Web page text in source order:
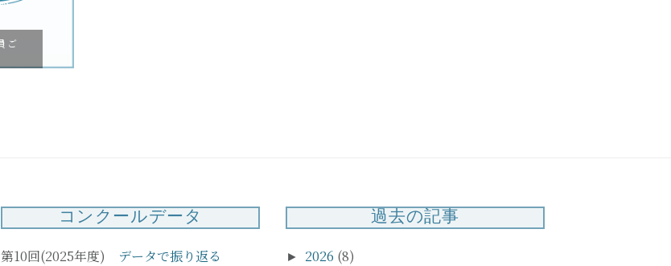
コンクールデータ
第10回(2025年度) データで振り返る
過去の記事
► 2026 (8)